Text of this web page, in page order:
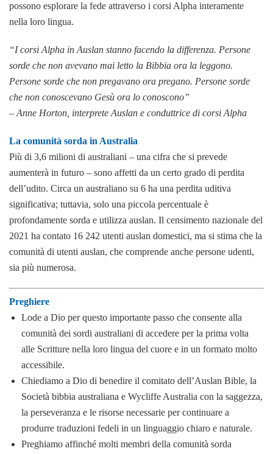
possono esplorare la fede attraverso i corsi Alpha interamente
nella loro lingua.
“I corsi Alpha in Auslan stanno facendo la differenza. Persone
sorde che non avevano mai letto la Bibbia ora la leggono.
Persone sorde che non pregavano ora pregano. Persone sorde
che non conoscevano Gesù ora lo conoscono”
– Anne Horton, interprete Auslan e conduttrice di corsi Alpha
La comunità sorda in Australia
Più di 3,6 milioni di australiani – una cifra che si prevede
aumenterà in futuro – sono affetti da un certo grado di perdita
dell’udito. Circa un australiano su 6 ha una perdita uditiva
significativa; tuttavia, solo una piccola percentuale è
profondamente sorda e utilizza auslan. Il censimento nazionale del
2021 ha contato 16 242 utenti auslan domestici, ma si stima che la
comunità di utenti auslan, che comprende anche persone udenti,
sia più numerosa.
Preghiere
Lode a Dio per questo importante passo che consente alla
comunità dei sordi australiani di accedere per la prima volta
alle Scritture nella loro lingua del cuore e in un formato molto
accessibile.
Chiediamo a Dio di benedire il comitato dell’Auslan Bible, la
Società bibbia australiana e Wycliffe Australia con la saggezza,
la perseveranza e le risorse necessarie per continuare a
produrre traduzioni fedeli in un linguaggio chiaro e naturale.
Preghiamo affinché molti membri della comunità sorda